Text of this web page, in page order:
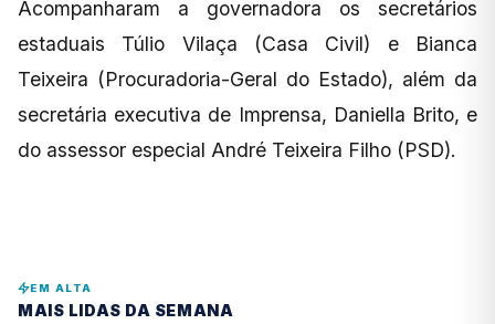
Acompanharam a governadora os secretários
estaduais Túlio Vilaça (Casa Civil) e Bianca
Teixeira (Procuradoria-Geral do Estado), além da
secretária executiva de Imprensa, Daniella Brito, e
do assessor especial André Teixeira Filho (PSD).
EM ALTA
MAIS LIDAS DA SEMANA